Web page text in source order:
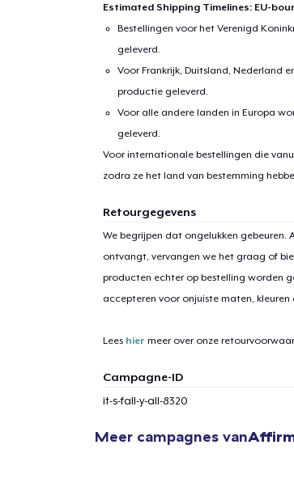
Estimated Shipping Timelines: EU-
Bestellingen voor het Verenigd
geleverd.
Voor Frankrijk, Duitsland, Nederland
productie geleverd.
Voor alle andere landen in Europa
geleverd.
Voor internationale bestellingen die
zodra ze het land van bestemming
Retourgegevens
We begrijpen dat ongelukken gebeuren.
ontvangt, vervangen we het graag of
producten echter op bestelling worden
accepteren voor onjuiste maten,
Lees hier meer over onze
Campagne-ID
it-s-fall-y-all-8320
Meer campagnes van